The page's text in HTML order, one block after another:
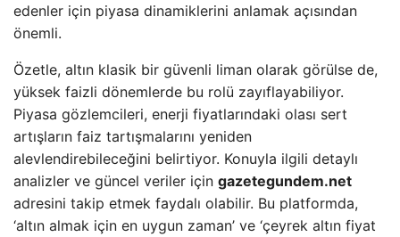
edenler için piyasa dinamiklerini anlamak açısından
önemli.
Özetle, altın klasik bir güvenli liman olarak görülse de,
yüksek faizli dönemlerde bu rolü zayıflayabiliyor.
Piyasa gözlemcileri, enerji fiyatlarındaki olası sert
artışların faiz tartışmalarını yeniden
alevlendirebileceğini belirtiyor. Konuyla ilgili detaylı
analizler ve güncel veriler için gazetegundem.net
adresini takip etmek faydalı olabilir. Bu platformda,
‘altın almak için en uygun zaman’ ve ‘çeyrek altın fiyat